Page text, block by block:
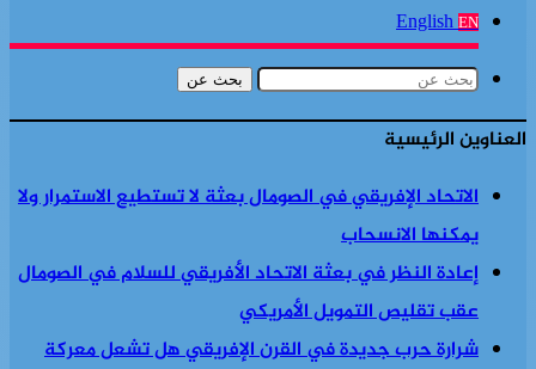
English EN
بحث عن
العناوين الرئيسية
الاتحاد الإفريقي في الصومال بعثة لا تستطيع الاستمرار ولا
يمكنها الانسحاب
إعادة النظر في بعثة الاتحاد الأفريقي للسلام في الصومال
عقب تقليص التمويل الأمريكي
شرارة حرب جديدة في القرن الإفريقي هل تشعل معركة